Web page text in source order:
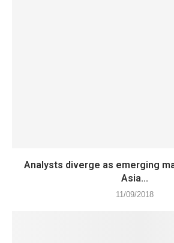
Analysts diverge as emerging
Asia...
11/09/2018